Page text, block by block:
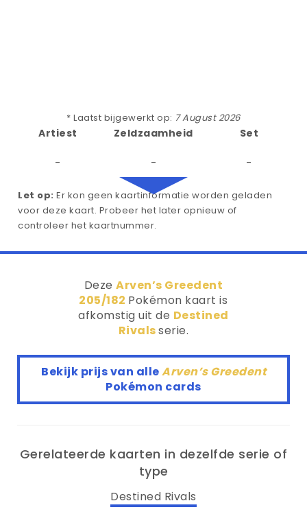
* Laatst bijgewerkt op: 7 August 2026
Artiest
-
Zeldzaamheid
-
Set
-
Let op: Er kon geen kaartinformatie worden geladen
voor deze kaart. Probeer het later opnieuw of
controleer het kaartnummer.
DezeArven’s Greedent
205/182 Pokémon kaart is
afkomstig uit de Destined
Rivalsserie.
Bekijk prijs van alleArven’s Greedent
Pokémon cards
Gerelateerde kaarten in dezelfde serie of
type
Destined Rivals